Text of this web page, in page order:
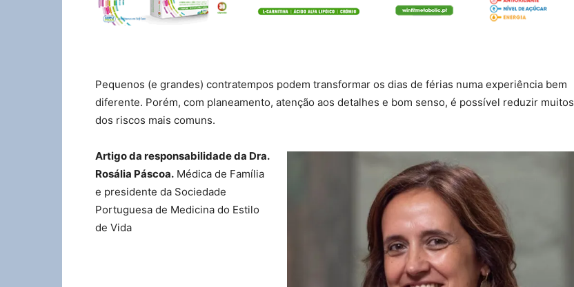
Pequenos (e grandes) contratempos podem transformar os dias de férias numa experiência bem
diferente. Porém, com planeamento, atenção aos detalhes e bom senso, é possível reduzir muitos
dos riscos mais comuns.
Artigo da responsabilidade da Dra.
Rosália Páscoa. Médica de Família
e presidente da Sociedade
Portuguesa de Medicina do Estilo
de Vida